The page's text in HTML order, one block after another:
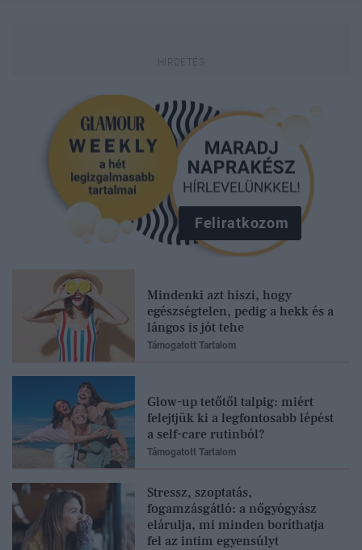
Feliratkozom
Mindenki azt hiszi, hogy
egészségtelen, pedig a hekk és a
lángos is jót tehe
Támogatott Tartalom
Glow-up tetőtől talpig: miért
felejtjük ki a legfontosabb lépést
a self-care rutinból?
Támogatott Tartalom
Stressz, szoptatás,
fogamzásgátló: a nőgyógyász
elárulja, mi minden boríthatja
fel az intim egyensúlyt